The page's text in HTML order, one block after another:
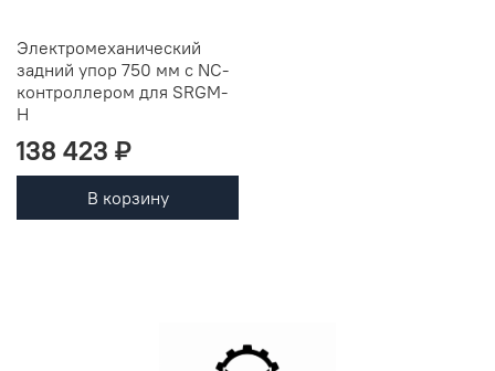
Электромеханический
задний упор 750 мм с NC-
контроллером для SRGM-
H
138 423 ₽
В корзину